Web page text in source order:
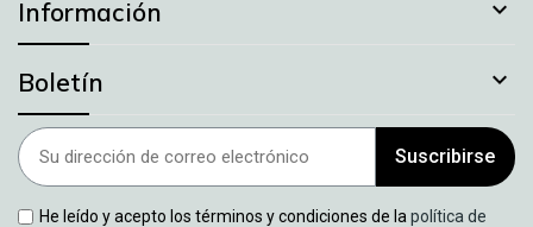
Información 
Boletín 
Suscribirse
He leído y acepto los términos y condiciones de la política de